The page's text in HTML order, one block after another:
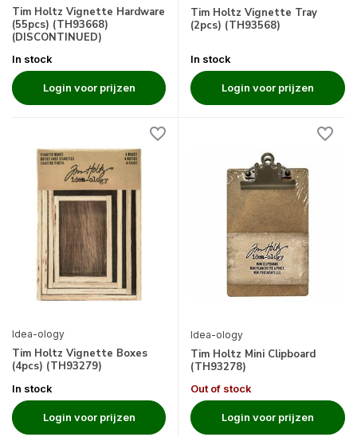
Tim Holtz Vignette Hardware
(55pcs) (TH93668)
(DISCONTINUED)
In stock
Login voor prijzen
Tim Holtz Vignette Tray
(2pcs) (TH93568)
In stock
Login voor prijzen
Idea-ology
Tim Holtz Vignette Boxes
(4pcs) (TH93279)
In stock
Login voor prijzen
Idea-ology
Tim Holtz Mini Clipboard
(TH93278)
Out of stock
Login voor prijzen